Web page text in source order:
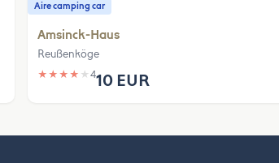
Aire camping car
Amsinck-Haus
Reußenköge
★ ★ ★ ★ ★410 EUR